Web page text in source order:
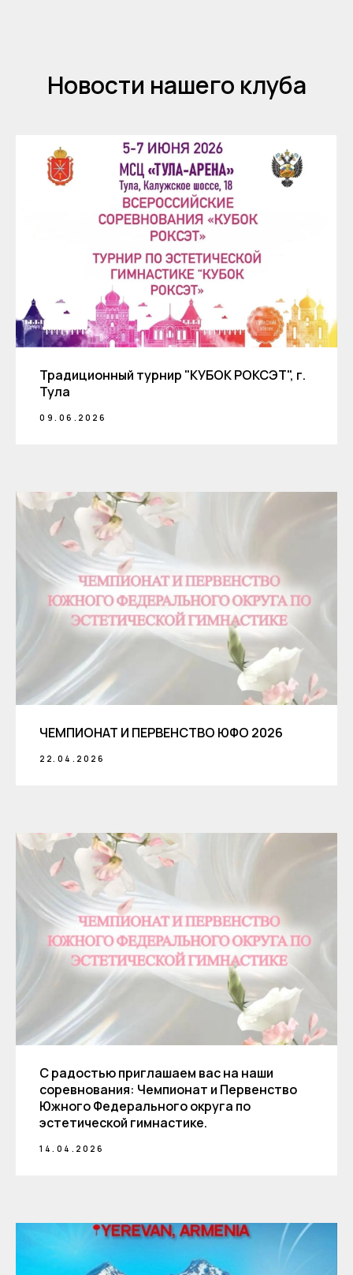
Новости нашего клуба
Традиционный турнир "КУБОК РОКСЭТ", г.
Тула
09.06.2026
ЧЕМПИОНАТ И ПЕРВЕНСТВО ЮФО 2026
22.04.2026
С радостью приглашаем вас на наши
соревнования: Чемпионат и Первенство
Южного Федерального округа по
эстетической гимнастике.
14.04.2026